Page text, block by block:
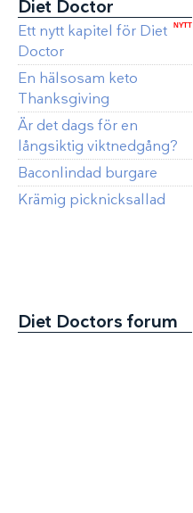
Diet Doctor
NYTT
Ett nytt kapitel för Diet
Doctor
En hälsosam keto
Thanksgiving
Är det dags för en
långsiktig viktnedgång?
Baconlindad burgare
Krämig picknicksallad
Diet Doctors forum